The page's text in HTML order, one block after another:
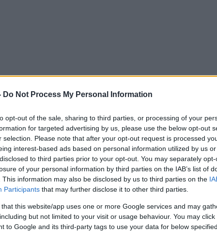
Do Not Process My Personal Information
opt-out of the sale, sharing to third parties, or processing of your
for targeted advertising by us, please use the below opt-out
selection. Please note that after your opt-out request is processed
interest-based ads based on personal information utilized by us
to third parties prior to your opt-out. You may separately
of your personal information by third parties on the IAB’s list of
This information may also be disclosed by us to third parties on the
Participants that may further disclose it to other third parties.
that this website/app uses one or more Google services and may
but not limited to your visit or usage behaviour. You may
to Google and its third-party tags to use your data for below
πωςη 17χρονη ΑμεΑ βρέθηκε εντελώς
κάλεσε το Κέντρο Φροντίδας,αλλιώς θα είχε
σε πολύ χειρότερη κατάσταση.
καρέ – καρέ το «θρίλερ» που εκτυλίχθηκε στην
πως δεν μπορούσε να σταματήσει να
παιδί της ήταν 2 ώρες μόνο του και δεμένο μέσα
αφόρητη ζέστη.